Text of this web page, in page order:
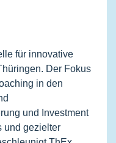
für innovative
Der Fokus
in den
und Investment
und gezielter